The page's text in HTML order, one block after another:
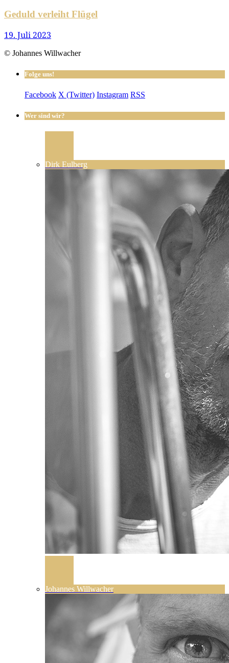
Geduld verleiht Flügel
19. Juli 2023
© Johannes Willwacher
Folge uns!
Facebook X (Twitter) Instagram RSS
Wer sind wir?
Dirk Eulberg
Johannes Willwacher